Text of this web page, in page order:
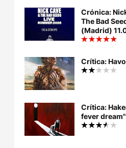
Crónica:
The Bad
(Madrid)
Crítica:
Crítica:
fever dream"